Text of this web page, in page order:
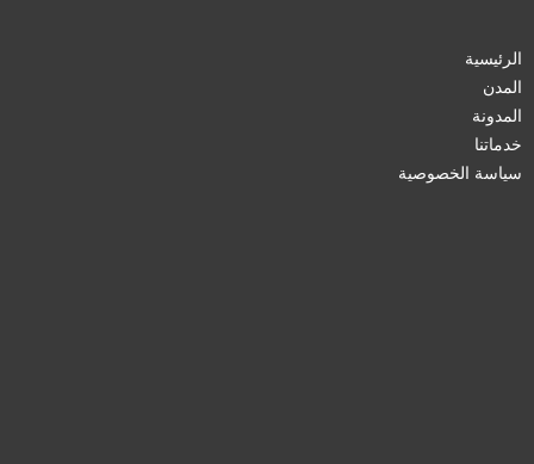
الرئيسية
المدن
المدونة
خدماتنا
سياسة الخصوصية